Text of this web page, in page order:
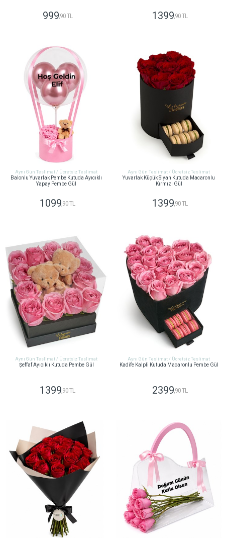
999,90 TL 1399,90 TL
Aynı Gün Teslimat / Ücretsiz Teslimat
Balonlu Yuvarlak Pembe Kutuda Ayıcıklı
Yapay Pembe Gül
1099 ,90 TL
Aynı Gün Teslimat / Ücretsiz Teslimat
Yuvarlak Küçük Siyah Kutuda Macaronlu
Kırmızı Gül
1399 ,90 TL
Aynı Gün Teslimat / Ücretsiz Teslimat
Şeffaf Ayıcıklı Kutuda Pembe Gül
1399,90 TL
Aynı Gün Teslimat / Ücretsiz Teslimat
Kadife Kalpli Kutuda Macaronlu Pembe Gül
2399,90 TL